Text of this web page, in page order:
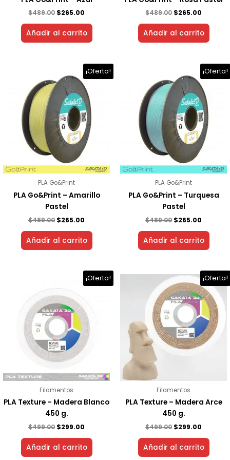
$489.00 $265.00
Añadir al carrito
$489.00 $265.00
Añadir al carrito
¡Oferta!
PLA Go&Print
PLA Go&Print – Amarillo
Pastel
$489.00
precio
original
era:
$489.00.
$265.00
El
precio
actual
es:
$265.00.
Añadir al carrito
¡Oferta!
PLA Go&Print
PLA Go&Print – Turquesa
Pastel
$489.00
precio
original
era:
$489.00.
$265.00
El
precio
actual
es:
$265.00.
Añadir al carrito
¡Oferta!
Filamentos
PLA Texture – Madera Blanco
450 g.
$499.00
original
era:
$499.00.
$299.00
El
precio
$299.00.
Añadir al carrito
¡Oferta!
Filamentos
PLA Texture – Madera Arce
450 g.
$499.00
El
precio
original
era:
$499.00.
$299.00
El
precio
actual
es:
$299.00.
Añadir al carrito